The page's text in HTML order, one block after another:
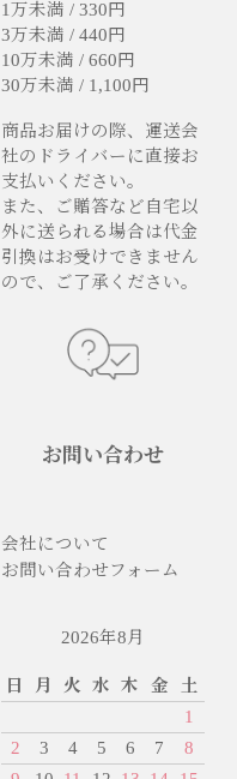
1万未満 / 330円
3万未満 / 440円
10万未満 / 660円
30万未満 / 1,100円
商品お届けの際、運送会
社のドライバーに直接お
支払いください。
また、ご贈答など自宅以
外に送られる場合は代金
引換はお受けできません
ので、ご了承ください。
お問い合わせ
会社について
お問い合わせフォーム
2026年8月
日 月 火 水 木 金
土
1
2
3 4 5 6 7
8